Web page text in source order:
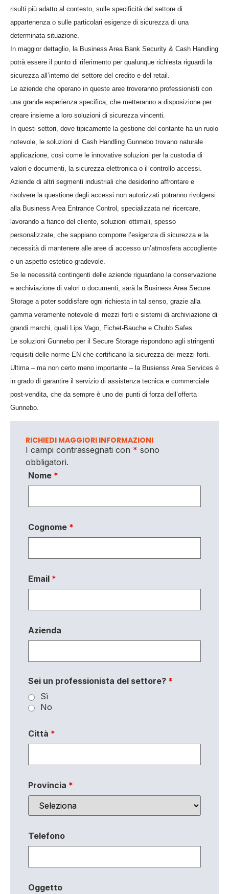
risulti più adatto al contesto, sulle specificità del settore di
appartenenza o sulle particolari esigenze di sicurezza di una
determinata situazione.
In maggior dettaglio, la Business Area Bank Security & Cash Handling
potrà essere il punto di riferimento per qualunque richiesta riguardi la
sicurezza all’interno del settore del credito e del retail.
Le aziende che operano in queste aree troveranno professionisti con
una grande esperienza specifica, che metteranno a disposizione per
creare insieme a loro soluzioni di sicurezza vincenti.
In questi settori, dove tipicamente la gestione del contante ha un ruolo
notevole, le soluzioni di Cash Handling Gunnebo trovano naturale
applicazione, così come le innovative soluzioni per la custodia di
valori e documenti, la sicurezza elettronica o il controllo accessi.
Aziende di altri segmenti industriali che desiderino affrontare e
risolvere la questione degli accessi non autorizzati potranno rivolgersi
alla Business Area Entrance Control, specializzata nel ricercare,
lavorando a fianco del cliente, soluzioni ottimali, spesso
personalizzate, che sappiano comporre l’esigenza di sicurezza e la
necessità di mantenere alle aree di accesso un’atmosfera accogliente
e un aspetto estetico gradevole.
Se le necessità contingenti delle aziende riguardano la conservazione
e archiviazione di valori o documenti, sarà la Business Area Secure
Storage a poter soddisfare ogni richiesta in tal senso, grazie alla
gamma veramente notevole di mezzi forti e sistemi di archiviazione di
grandi marchi, quali Lips Vago, Fichet-Bauche e Chubb Safes.
Le soluzioni Gunnebo per il Secure Storage rispondono agli stringenti
requisiti delle norme EN che certificano la sicurezza dei mezzi forti.
Ultima – ma non certo meno importante – la Busienss Area Services è
in grado di garantire il servizio di assistenza tecnica e commerciale
post-vendita, che da sempre è uno dei punti di forza dell’offerta
Gunnebo.
RICHIEDI MAGGIORI INFORMAZIONI
I campi contrassegnati con * sono
obbligatori.
Nome *
Cognome *
Email *
Azienda
Sei un professionista del settore? *
Sì
No
Città *
Provincia *
Telefono
Oggetto